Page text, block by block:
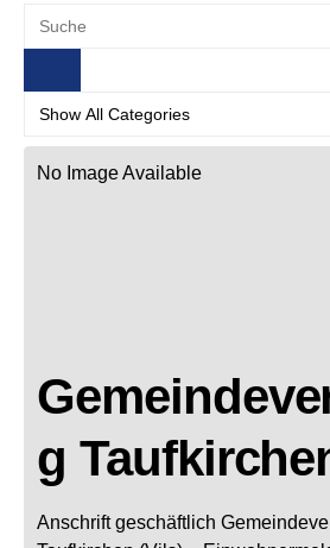
No Image Available
g
Anschrift geschäftlich